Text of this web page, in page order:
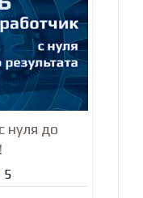
нуля до
5